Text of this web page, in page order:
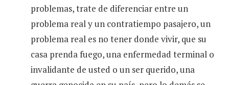
problemas, trate de diferenciar entre un
problema real y un contratiempo pasajero, un
problema real es no tener donde vivir, que su
casa prenda fuego, una enfermedad terminal o
invalidante de usted o un ser querido, una